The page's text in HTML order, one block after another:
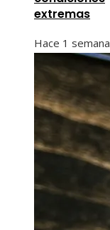
extremas
Hace 1 semana